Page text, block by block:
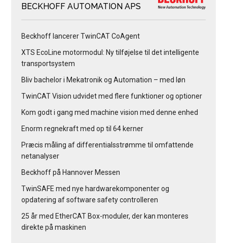
BECKHOFF AUTOMATION APS
Beckhoff lancerer TwinCAT CoAgent
XTS EcoLine motormodul: Ny tilføjelse til det intelligente
transportsystem
Bliv bachelor i Mekatronik og Automation – med løn
TwinCAT Vision udvidet med flere funktioner og optioner
Kom godt i gang med machine vision med denne enhed
Enorm regnekraft med op til 64 kerner
Præcis måling af differentialsstrømme til omfattende
netanalyser
Beckhoff på Hannover Messen
TwinSAFE med nye hardwarekomponenter og
opdatering af software safety controlleren
25 år med EtherCAT Box-moduler, der kan monteres
direkte på maskinen